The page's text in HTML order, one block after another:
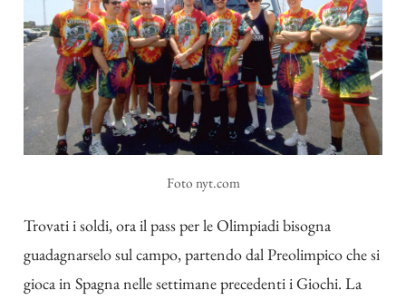
Foto nyt.com
Trovati i soldi, ora il pass per le Olimpiadi bisogna
guadagnarselo sul campo, partendo dal Preolimpico che si
gioca in Spagna nelle settimane precedenti i Giochi. La